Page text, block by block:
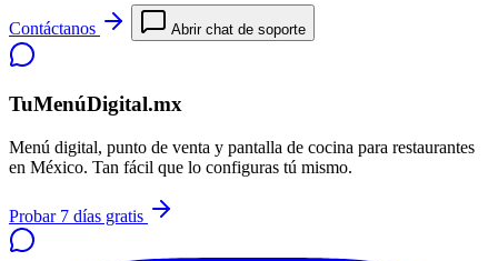
Contáctanos Abrir chat de soporte
TuMenúDigital.mx
Menú digital, punto de venta y pantalla de cocina para restaurantes
en México. Tan fácil que lo configuras tú mismo.
Probar 7 días gratis